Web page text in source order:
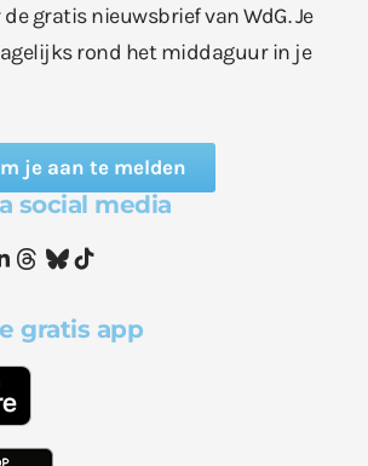
gratis nieuwsbrief van WdG. Je
rond het middaguur in je
je aan te melden
social media
gratis app